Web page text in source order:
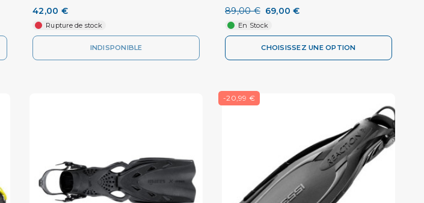
42,00 €
Rupture de stock
INDISPONIBLE
89,00 € 69,00 €
En Stock
CHOISISSEZ UNE OPTION
-20,99 €